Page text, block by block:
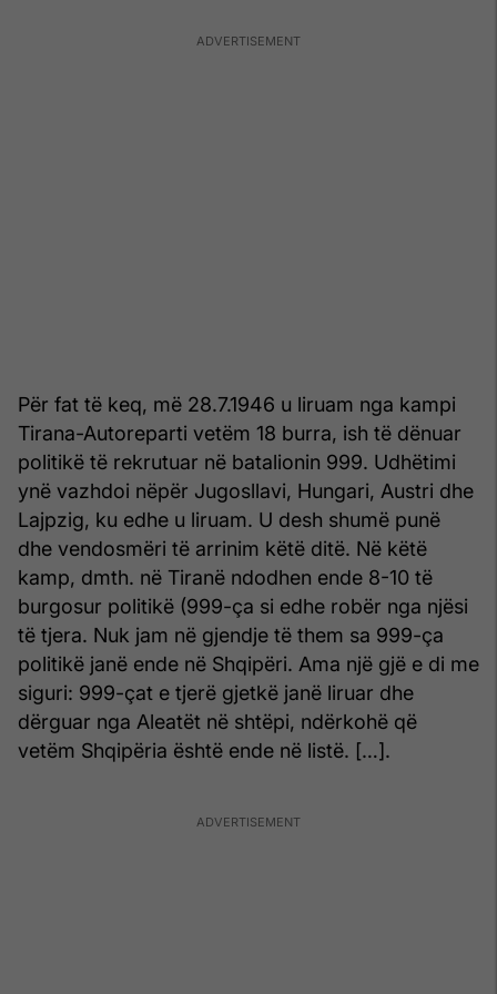
Për fat të keq, më 28.7.1946 u liruam nga kampi
Tirana-Autoreparti vetëm 18 burra, ish të dënuar
politikë të rekrutuar në batalionin 999. Udhëtimi
ynë vazhdoi nëpër Jugosllavi, Hungari, Austri dhe
Lajpzig, ku edhe u liruam. U desh shumë punë
dhe vendosmëri të arrinim këtë ditë. Në këtë
kamp, dmth. në Tiranë ndodhen ende 8-10 të
burgosur politikë (999-ça si edhe robër nga njësi
të tjera. Nuk jam në gjendje të them sa 999-ça
politikë janë ende në Shqipëri. Ama një gjë e di me
siguri: 999-çat e tjerë gjetkë janë liruar dhe
dërguar nga Aleatët në shtëpi, ndërkohë që
vetëm Shqipëria është ende në listë. […].